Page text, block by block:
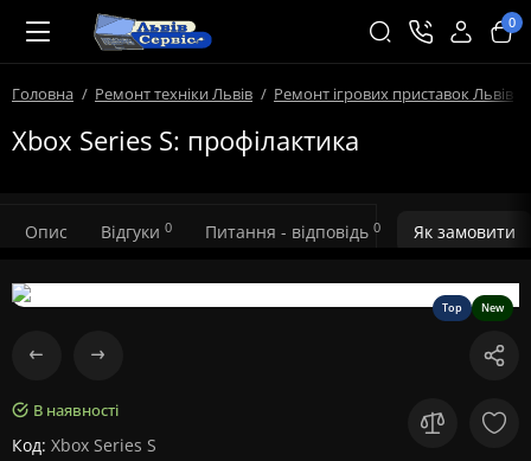
0
Головна Ремонт техніки Львів Ремонт ігрових приставок Львів
Xbox Series S: профілактика
Опис Відгуки 0 Питання - відповідь 0 Як замовити
Top New
В наявності
Код: Xbox Series S